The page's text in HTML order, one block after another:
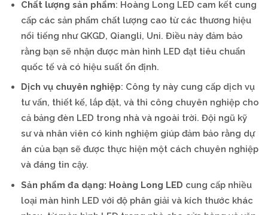
Chất lượng sản phẩm: Hoàng Long LED cam kết cung
cấp các sản phẩm chất lượng cao từ các thương hiệu
nổi tiếng như GKGD, Qiangli, Uni. Điều này đảm bảo
rằng bạn sẽ nhận được màn hình LED đạt tiêu chuẩn
quốc tế và có hiệu suất ổn định.
Dịch vụ chuyên nghiệp: Công ty này cung cấp dịch vụ
tư vấn, thiết kế, lắp đặt, và thi công chuyên nghiệp cho
cả bảng đèn LED trong nhà và ngoài trời. Đội ngũ kỹ
sư và nhân viên có kinh nghiệm giúp đảm bảo rằng dự
án của bạn sẽ được thực hiện một cách chuyên nghiệp
và đáng tin cậy.
Sản phẩm đa dạng: Hoàng Long LED cung cấp nhiều
loại màn hình LED với độ phân giải và kích thước khác